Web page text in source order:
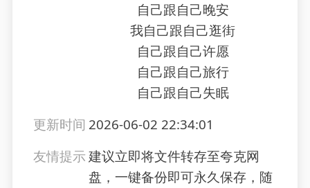
自己跟自己晚安
我自己跟自己逛街
自己跟自己许愿
自己跟自己旅行
自己跟自己失眠
更新时间 2026-06-02 22:34:01
友情提示建议立即将文件转存至夸克网
盘，一键备份即可永久保存，随